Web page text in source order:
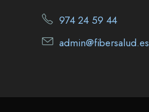
974 24 59 44
admin@fibersalud.es